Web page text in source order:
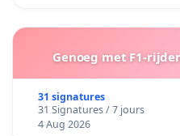
Genoeg met F1-
31 signatures
31 Signatures / 7 jours
4 Aug 2026